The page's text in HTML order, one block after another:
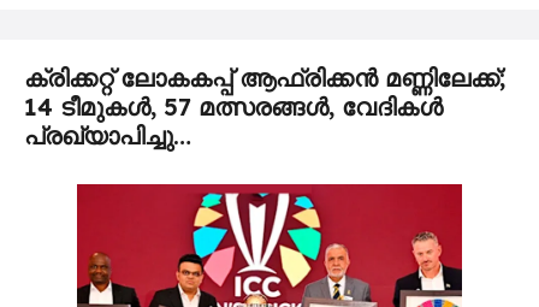
ക്രിക്കറ്റ് ലോകകപ്പ് ആഫ്രിക്കൻ മണ്ണിലേക്ക്;
14 ടീമുകൾ, 57 മത്സരങ്ങൾ, വേദികൾ
പ്രഖ്യാപിച്ചു…